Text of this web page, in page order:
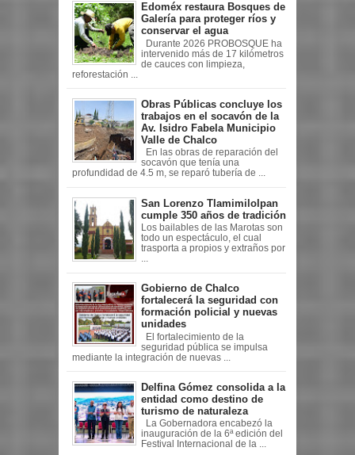
Edoméx restaura Bosques de
Galería para proteger ríos y
conservar el agua
Durante 2026 PROBOSQUE ha
intervenido más de 17 kilómetros
de cauces con limpieza,
reforestación ...
Obras Públicas concluye los
trabajos en el socavón de la
Av. Isidro Fabela Municipio
Valle de Chalco
En las obras de reparación del
socavón que tenía una
profundidad de 4.5 m, se reparó tubería de ...
San Lorenzo Tlamimilolpan
cumple 350 años de tradición
Los bailables de las Marotas son
todo un espectáculo, el cual
trasporta a propios y extraños por
Gobierno de Chalco
fortalecerá la seguridad con
formación policial y nuevas
unidades
El fortalecimiento de la
seguridad pública se impulsa
mediante la integración de nuevas ...
Delfina Gómez consolida a la
entidad como destino de
turismo de naturaleza
La Gobernadora encabezó la
inauguración de la 6ª edición del
Festival Internacional de la ...